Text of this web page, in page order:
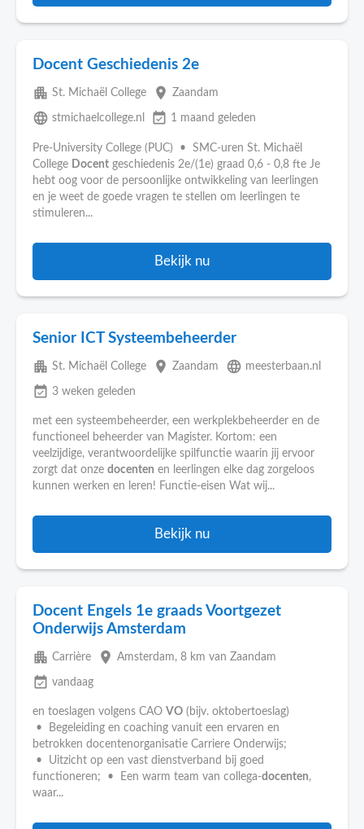
Docent Geschiedenis 2e
apartment St. Michaël College place Zaandam
language stmichaelcollege.nl event_available 1 maand geleden
Pre-University College (PUC) • SMC-uren St. Michaël
College Docent geschiedenis 2e/(1e) graad 0,6 - 0,8 fte Je
hebt oog voor de persoonlijke ontwikkeling van leerlingen
en je weet de goede vragen te stellen om leerlingen te
stimuleren...
Bekijk nu
Senior ICT Systeembeheerder
apartment St. Michaël College place Zaandam language meesterbaan.nl
event_available 3 weken geleden
met een systeembeheerder, een werkplekbeheerder en de
functioneel beheerder van Magister. Kortom: een
veelzijdige, verantwoordelijke spilfunctie waarin jij ervoor
zorgt dat onze docenten en leerlingen elke dag zorgeloos
kunnen werken en leren! Functie-eisen Wat wij...
Bekijk nu
Docent Engels 1e graads Voortgezet
Onderwijs Amsterdam
apartment Carrière place Amsterdam, 8 km van Zaandam
event_available vandaag
en toeslagen volgens CAO VO (bijv. oktobertoeslag)
• Begeleiding en coaching vanuit een ervaren en
betrokken docentenorganisatie Carriere Onderwijs;
• Uitzicht op een vast dienstverband bij goed
functioneren; • Een warm team van collega-docenten,
waar...